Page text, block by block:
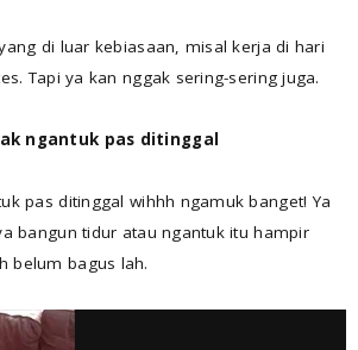
di luar kebiasaan, misal kerja di hari
Tapi ya kan nggak sering-sering juga.
ngantuk pas ditinggal
pas ditinggal wihhh ngamuk banget! Ya
bangun tidur atau ngantuk itu hampir
belum bagus lah.